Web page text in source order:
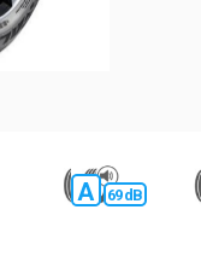
A 69 dB